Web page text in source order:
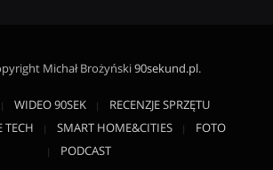
Michał Brożyński90sekund.pl.
WIDEO 90SEK
RECENZJE SPRZĘTU
TECH
SMART HOME&CITIES
FOTO
PODCAST